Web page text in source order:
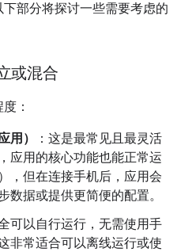
部分将探讨一些需要考虑的
或混合
：
用）
：这是最常见且最灵活
应用的核心功能也能正常运
，但在连接手机后，应用会
数据或提供更简便的配置。
可以自行运行，无需使用手
非常适合可以离线运行或使